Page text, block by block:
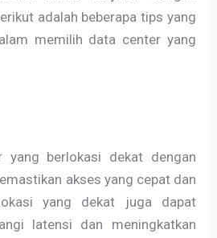
adalah beberapa tips yang
memilih data center yang
yang berlokasi dekat dengan
akses yang cepat dan
yang dekat juga dapat
latensi dan meningkatkan